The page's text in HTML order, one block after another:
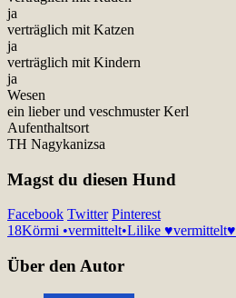
ja
verträglich mit Katzen
ja
verträglich mit Kindern
ja
Wesen
ein lieber und veschmuster Kerl
Aufenthaltsort
TH Nagykanizsa
Magst du diesen Hund
Facebook Twitter Pinterest
18Körmi •vermittelt•Lilike ♥vermittelt♥
Über den Autor